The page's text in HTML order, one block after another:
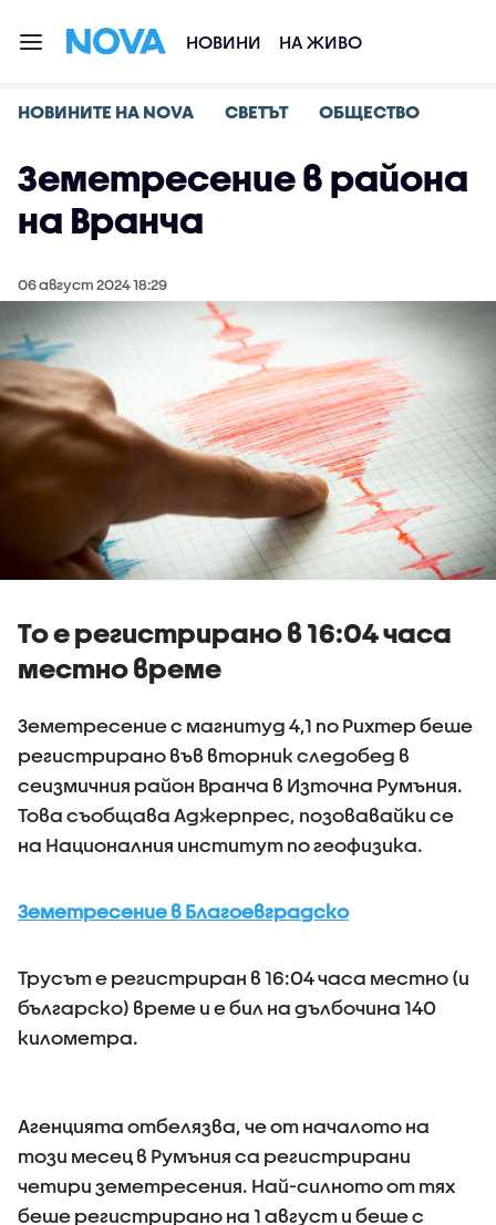
НОВИНИ НА ЖИВО
НОВИНИТЕ НА NOVA СВЕТЪТ ОБЩЕСТВО
Земетресение в района
на Вранча
06 август 2024 18:29
То е регистрирано в 16:04 часа
местно време
Земетресение с магнитуд 4,1 по Рихтер беше
регистрирано във вторник следобед в
сеизмичния район Вранча в Източна Румъния.
Това съобщава Аджерпрес, позовавайки се
на Националния институт по геофизика.
Земетресение в Благоевградско
Трусът е регистриран в 16:04 часа местно (и
българско) време и е бил на дълбочина 140
километра.
Агенцията отбелязва, че от началото на
този месец в Румъния са регистрирани
четири земетресения. Най-силното от тях
беше регистрирано на 1 август и беше с